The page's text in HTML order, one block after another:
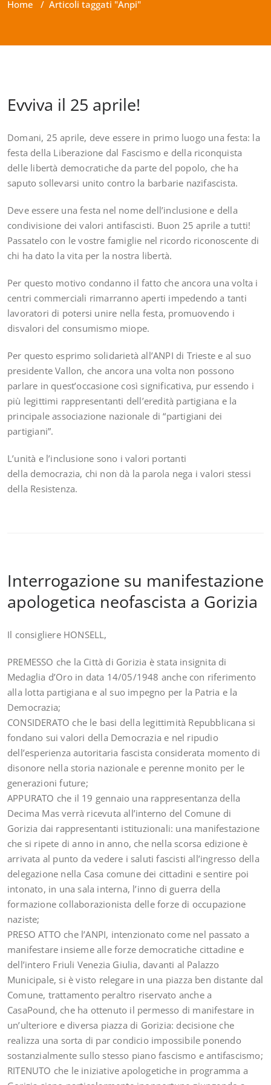
Home / Articoli taggati "Anpi"
Evviva il 25 aprile!
Domani, 25 aprile, deve essere in primo luogo una festa: la
festa della Liberazione dal Fascismo e della riconquista
delle libertà democratiche da parte del popolo, che ha
saputo sollevarsi unito contro la barbarie nazifascista.
Deve essere una festa nel nome dell’inclusione e della
condivisione dei valori antifascisti. Buon 25 aprile a tutti!
Passatelo con le vostre famiglie nel ricordo riconoscente di
chi ha dato la vita per la nostra libertà.
Per questo motivo condanno il fatto che ancora una volta i
centri commerciali rimarranno aperti impedendo a tanti
lavoratori di potersi unire nella festa, promuovendo i
disvalori del consumismo miope.
Per questo esprimo solidarietà all’ANPI di Trieste e al suo
presidente Vallon, che ancora una volta non possono
parlare in quest’occasione così significativa, pur essendo i
più legittimi rappresentanti dell’eredità partigiana e la
principale associazione nazionale di “partigiani dei
partigiani”.
L’unità e l’inclusione sono i valori portanti
della democrazia, chi non dà la parola nega i valori stessi
della Resistenza.
Interrogazione su manifestazione
apologetica neofascista a Gorizia
Il consigliere HONSELL,
PREMESSO che la Città di Gorizia è stata insignita di
Medaglia d’Oro in data 14/05/1948 anche con riferimento
alla lotta partigiana e al suo impegno per la Patria e la
Democrazia;
CONSIDERATO che le basi della legittimità Repubblicana si
fondano sui valori della Democrazia e nel ripudio
dell’esperienza autoritaria fascista considerata momento di
disonore nella storia nazionale e perenne monito per le
generazioni future;
APPURATO che il 19 gennaio una rappresentanza della
Decima Mas verrà ricevuta all’interno del Comune di
Gorizia dai rappresentanti istituzionali: una manifestazione
che si ripete di anno in anno, che nella scorsa edizione è
arrivata al punto da vedere i saluti fascisti all’ingresso della
delegazione nella Casa comune dei cittadini e sentire poi
intonato, in una sala interna, l’inno di guerra della
formazione collaborazionista delle forze di occupazione
naziste;
PRESO ATTO che l’ANPI, intenzionato come nel passato a
manifestare insieme alle forze democratiche cittadine e
dell’intero Friuli Venezia Giulia, davanti al Palazzo
Municipale, si è visto relegare in una piazza ben distante dal
Comune, trattamento peraltro riservato anche a
CasaPound, che ha ottenuto il permesso di manifestare in
un’ulteriore e diversa piazza di Gorizia: decisione che
realizza una sorta di par condicio impossibile ponendo
sostanzialmente sullo stesso piano fascismo e antifascismo;
RITENUTO che le iniziative apologetiche in programma a